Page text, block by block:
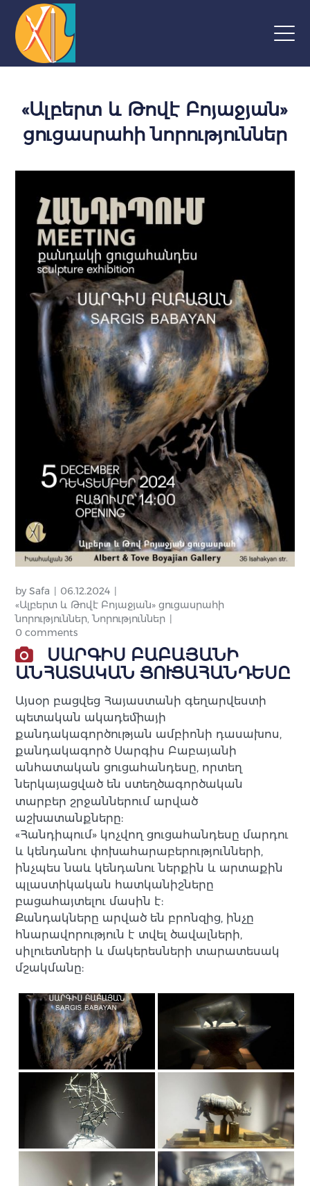
«Ալբերտ և Թովէ Բոյաջյան»
ցուցասրահի նորություններ
bySafa
06.12.2024
«Ալբերտ և Թովէ Բոյաջյան» ցուցասրահի
նորություններ ,Նորություններ
0 comments
ՍԱՐԳԻՍ ԲԱԲԱՅԱՆԻ
ԱՆՀԱՏԱԿԱՆ ՑՈՒՑԱՀԱՆԴԵՍԸ
Այսօր բացվեց Հայաստանի գեղարվեստի
պետական ակադեմիայի
քանդակագործության ամբիոնի դասախոս,
քանդակագործ Սարգիս Բաբայանի
անհատական ցուցահանդեսը, որտեղ
ներկայացված են ստեղծագործական
տարբեր շրջաններում արված
աշխատանքները:
«Հանդիպում» կոչվող ցուցահանդեսը մարդու
և կենդանու փոխահարաբերությունների,
ինչպես նաև կենդանու ներքին և արտաքին
պլաստիկական հատկանիշները
բացահայտելու մասին է:
Քանդակները արված են բրոնզից, ինչը
հնարավորություն է տվել ծավալների,
սիլուետների և մակերեսների տարատեսակ
մշակմանը: